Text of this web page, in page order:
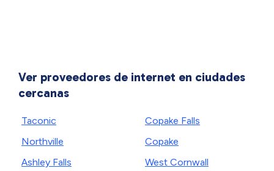
Ver proveedores de internet en ciudades
cercanas
Taconic
Northville
Ashley Falls
Copake Falls
Copake
West Cornwall